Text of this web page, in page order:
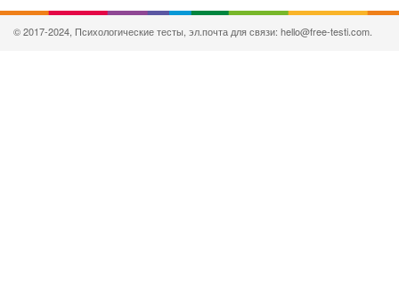
© 2017-2024, Психологические тесты, эл.почта для связи: hello@free-testi.com.